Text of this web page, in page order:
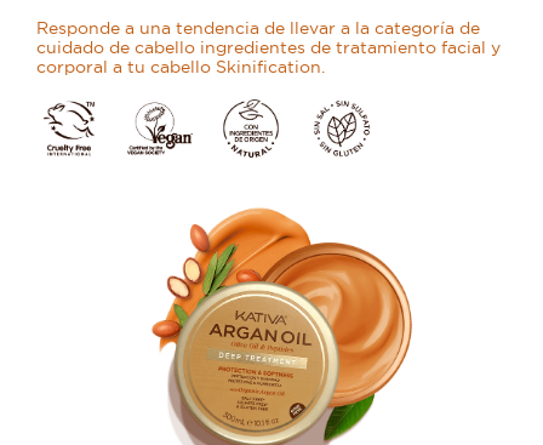
Responde a una tendencia de llevar a la categoría de
cuidado de cabello ingredientes de tratamiento facial y
corporal a tu cabello Skinification.